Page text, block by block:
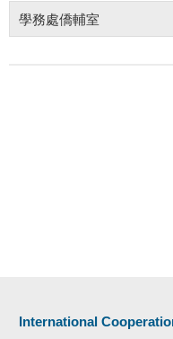
學務處僑輔室
International